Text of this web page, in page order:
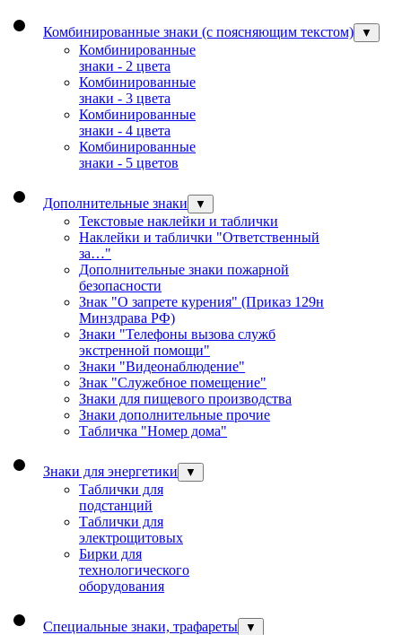
Комбинированные знаки (с поясняющим текстом) ▼
Комбинированные
знаки - 2 цвета
Комбинированные
знаки - 3 цвета
Комбинированные
знаки - 4 цвета
Комбинированные
знаки - 5 цветов
Дополнительные знаки ▼
Текстовые наклейки и таблички
Наклейки и таблички "Ответственный
за…"
Дополнительные знаки пожарной
безопасности
Знак "О запрете курения" (Приказ 129н
Минздрава РФ)
Знаки "Телефоны вызова служб
экстренной помощи"
Знаки "Видеонаблюдение"
Знак "Служебное помещение"
Знаки для пищевого производства
Знаки дополнительные прочие
Табличка "Номер дома"
Знаки для энергетики ▼
Таблички для
подстанций
Таблички для
электрощитовых
Бирки для
технологического
оборудования
Специальные знаки, трафареты ▼